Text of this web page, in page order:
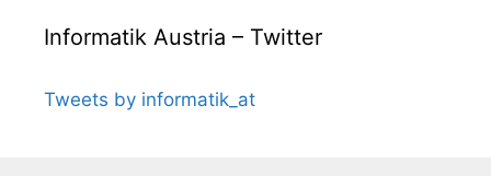
Informatik Austria – Twitter
Tweets by informatik_at